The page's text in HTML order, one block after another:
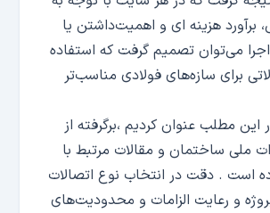
برآورد هزینه ای و اهمیت‌داشتن یا
می‌توان تصمیم گرفت که استفاده
برای سازه‌های فولادی مناسب‌تر
این مطلب عنوان کردیم ،برگرفته از
مقررات ملی ساختمان و مقالات مرتبط با
است . دقت در انتخاب نوع اتصالات
و رعایت الزامات و محدودیت‌های